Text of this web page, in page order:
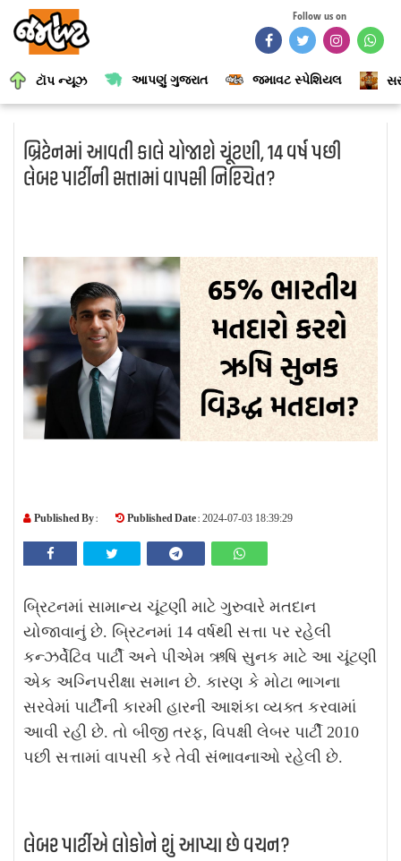
Follow us on
ટૉપ ન્યૂઝ આપણું ગુજરાત જમાવટ સ્પેશિયલ
બ્રિટેનમાં આવતી કાલે યોજાશે ચૂંટણી, 14 વર્ષ પછી
લેબર પાર્ટીની સત્તામાં વાપસી નિશ્ચિત?
Published By : Published Date : 2024-07-03 18:39:29
બ્રિટનમાં સામાન્ય ચૂંટણી માટે ગુરુવારે મતદાન
યોજાવાનું છે. બ્રિટનમાં 14 વર્ષથી સત્તા પર રહેલી
કન્ઝર્વેટિવ પાર્ટી અને પીએમ ઋષિ સુનક માટે આ ચૂંટણી
એક અગ્નિપરીક્ષા સમાન છે. કારણ કે મોટા ભાગના
સરવેમાં પાર્ટીની કારમી હારની આશંકા વ્યક્ત કરવામાં
આવી રહી છે. તો બીજી તરફ, વિપક્ષી લેબર પાર્ટી 2010
પછી સત્તામાં વાપસી કરે તેવી સંભાવનાઓ રહેલી છે.
લેબર પાર્ટીએ લોકોને શું આપ્યા છે વચન?